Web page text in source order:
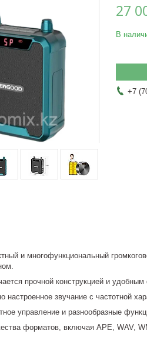
27
В
+7
и многофункциональный
прочной конструкцией и
настроенное звучание с частотной
управление и разнообразные
форматов, включая APE, WAV,